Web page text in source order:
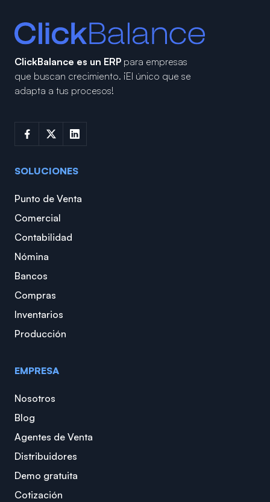
ClickBalance es un ERP para empresas
que buscan crecimiento. ¡El único que se
adapta a tus procesos!
SOLUCIONES
Punto de Venta
Comercial
Contabilidad
Nómina
Bancos
Compras
Inventarios
Producción
EMPRESA
Nosotros
Blog
Agentes de Venta
Distribuidores
Demo gratuita
Cotización